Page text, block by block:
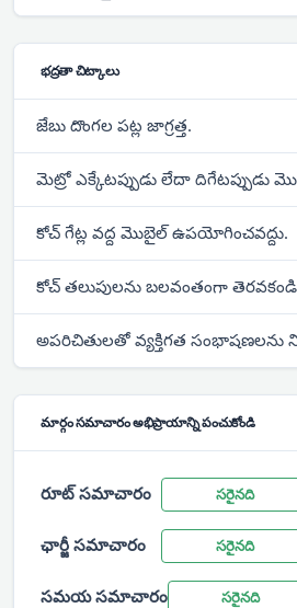
భద్రతా చిట్కాలు
జేబు దొంగల పట్ల జాగ్రత్త.
మెట్రో ఎక్కేటప్పుడు లేదా దిగేటప్పుడు
కోచ్ గేట్ల వద్ద మొబైల్ ఉపయోగించవద్దు.
కోచ్ తలుపులను బలవంతంగా
అపరిచితులతో వ్యక్తిగత సంభాషణలను
మార్గం సమాచారం అభిప్రాయాన్ని పంచుకోండి
రూట్ సమాచారం సరైనది
ఛార్జీ సమాచారం సరైనది
సమయ సమాచారం సరైనది